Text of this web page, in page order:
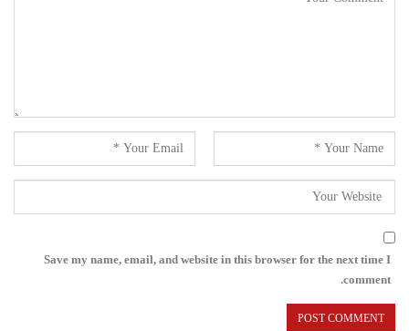
Save my name, email, and website in this browser for the next time I
comment.